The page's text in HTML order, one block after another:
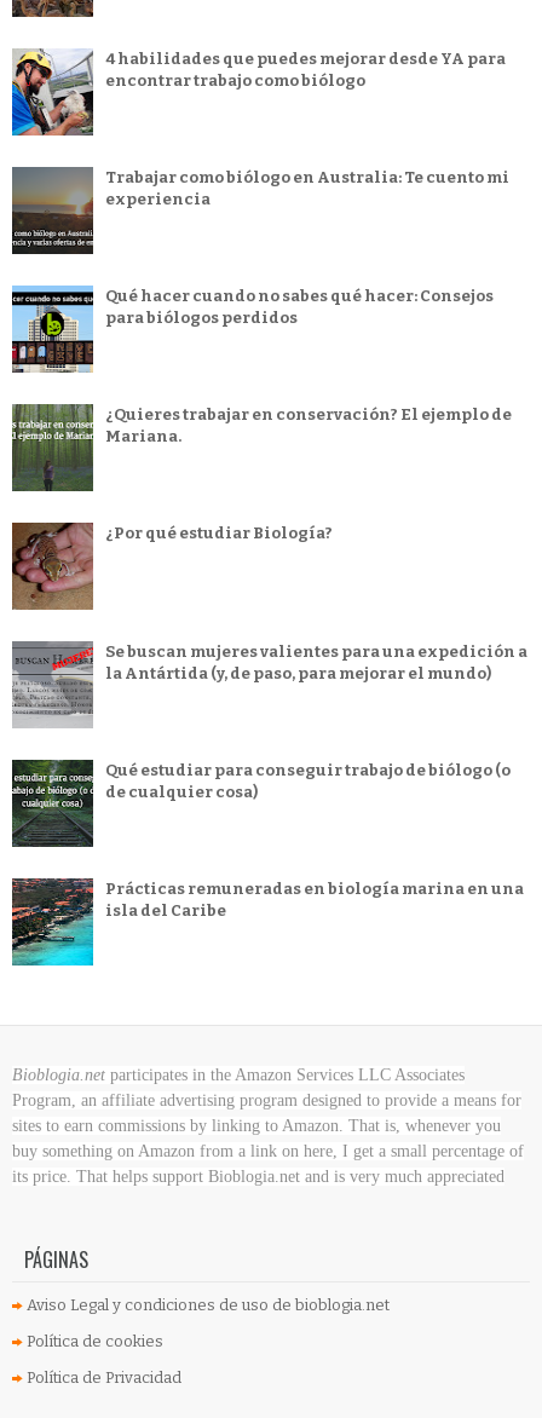
4 habilidades que puedes mejorar desde YA para
encontrar trabajo como biólogo
Trabajar como biólogo en Australia: Te cuento mi
experiencia
Qué hacer cuando no sabes qué hacer: Consejos
para biólogos perdidos
¿Quieres trabajar en conservación? El ejemplo de
Mariana.
¿Por qué estudiar Biología?
Se buscan mujeres valientes para una expedición a
la Antártida (y, de paso, para mejorar el mundo)
Qué estudiar para conseguir trabajo de biólogo (o
de cualquier cosa)
Prácticas remuneradas en biología marina en una
isla del Caribe
Bioblogia.net participates in the Amazon Services LLC Associates
Program, an affiliate advertising program designed to provide a means for
sites to earn commissions by linking to Amazon. That is, whenever you
buy something on Amazon from a link on here, I get a small percentage of
its price. That helps support Bioblogia.net and is very much appreciated
PÁGINAS
Aviso Legal y condiciones de uso de bioblogia.net
Política de cookies
Política de Privacidad